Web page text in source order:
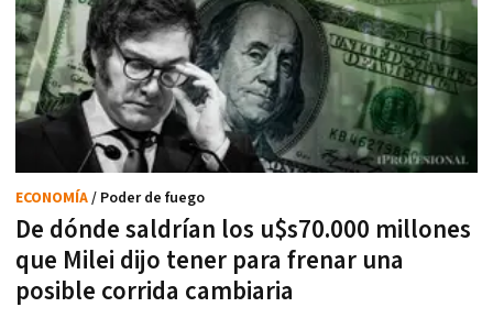
De dónde saldrían los u$s70.000 millones
que Milei dijo tener para frenar una
posible corrida cambiaria
ECONOMÍA/ Poder de fuego